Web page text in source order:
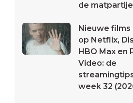
de
Nieuwe films
op Netflix,
HBO Max en
Video: de
week 32